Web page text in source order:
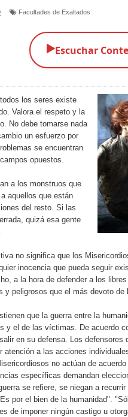
Facultades de Exaltados
▶️Escuchar
los seres existe
Valora el respeto y la
No debe tomarse nada
un esfuerzo por
se encuentran
opuestos.
a los monstruos que
aquellos que están
del resto. Si las
quizá esa gente
no significa que los
inocencia que pueda seguir
a la hora de defender a los
y peligrosos que el más devoto de
que la guerra entre la
y el de las víctimas. De acuerdo
en su defensa. Los defensores
atención a las acciones
no actúan de
específicas demandan
se refiere, se niegan a
por el bien de la humanidad".
de imponer ningún castigo u